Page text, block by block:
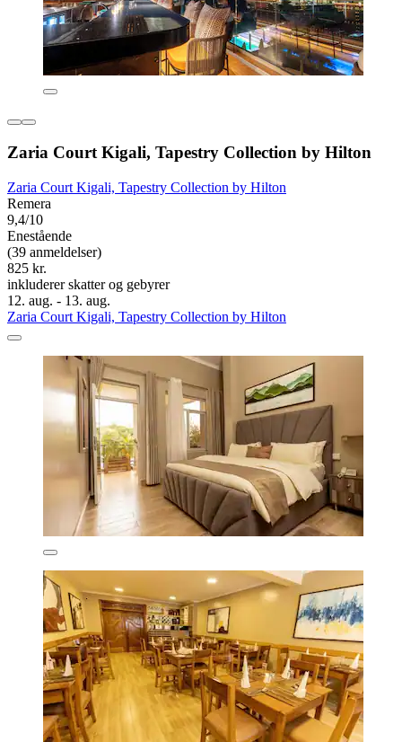
Zaria Court Kigali, Tapestry Collection by Hilton
Zaria Court Kigali, Tapestry Collection by Hilton
Remera
9,4/10
Enestående
(39 anmeldelser)
825 kr.
inkluderer skatter og gebyrer
12. aug. - 13. aug.
Zaria Court Kigali, Tapestry Collection by Hilton